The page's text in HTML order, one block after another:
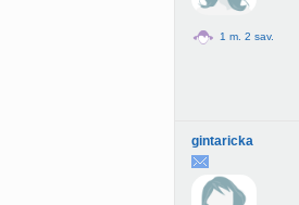
1 m. 2 sav.
gintaricka